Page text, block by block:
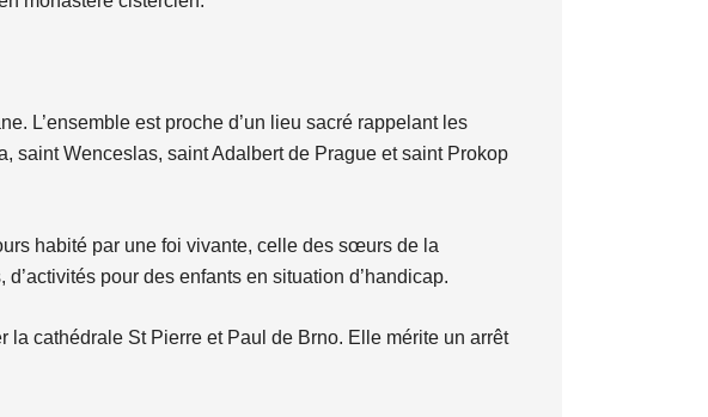
L’ensemble est proche d’un lieu sacré rappelant les
saint Wenceslas, saint Adalbert de Prague et saint Prokop
habité par une foi vivante, celle des sœurs de la
pour des enfants en situation d’handicap.
la cathédrale St Pierre et Paul de Brno. Elle mérite un arrêt